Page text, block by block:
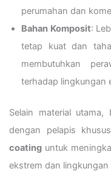
perumahan dan
Bahan Komposit:
tetap kuat dan
membutuhkan
terhadap lingkungan
Selain material utama,
dengan pelapis
coating untuk
ekstrem dan